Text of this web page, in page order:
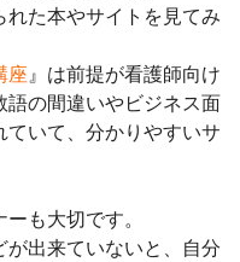
た本やサイトを見てみ
座 』は前提が看護師向け
語の間違いやビジネス面
いて、分かりやすいサ
も大切です。
出来ていないと、自分